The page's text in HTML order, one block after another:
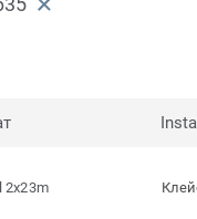
2x23m